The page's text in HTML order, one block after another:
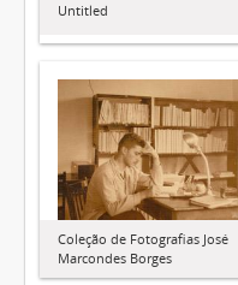
Untitled
Coleção de Fotografias José
Marcondes Borges